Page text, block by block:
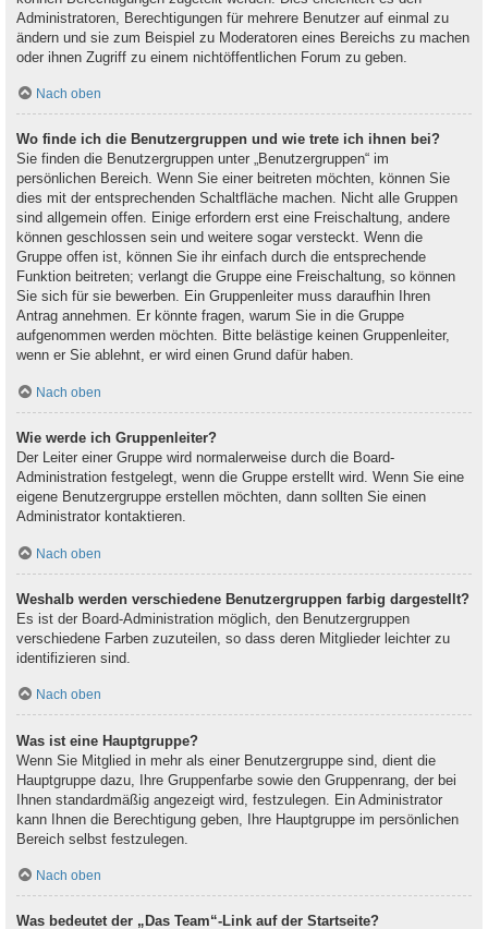
Administratoren, Berechtigungen für mehrere Benutzer auf einmal zu
ändern und sie zum Beispiel zu Moderatoren eines Bereichs zu machen
oder ihnen Zugriff zu einem nichtöffentlichen Forum zu geben.
Nach oben
Wo finde ich die Benutzergruppen und wie trete ich ihnen bei?
Sie finden die Benutzergruppen unter „Benutzergruppen“ im
persönlichen Bereich. Wenn Sie einer beitreten möchten, können Sie
dies mit der entsprechenden Schaltfläche machen. Nicht alle Gruppen
sind allgemein offen. Einige erfordern erst eine Freischaltung, andere
können geschlossen sein und weitere sogar versteckt. Wenn die
Gruppe offen ist, können Sie ihr einfach durch die entsprechende
Funktion beitreten; verlangt die Gruppe eine Freischaltung, so können
Sie sich für sie bewerben. Ein Gruppenleiter muss daraufhin Ihren
Antrag annehmen. Er könnte fragen, warum Sie in die Gruppe
aufgenommen werden möchten. Bitte belästige keinen Gruppenleiter,
wenn er Sie ablehnt, er wird einen Grund dafür haben.
Nach oben
Wie werde ich Gruppenleiter?
Der Leiter einer Gruppe wird normalerweise durch die Board-
Administration festgelegt, wenn die Gruppe erstellt wird. Wenn Sie eine
eigene Benutzergruppe erstellen möchten, dann sollten Sie einen
Administrator kontaktieren.
Nach oben
Weshalb werden verschiedene Benutzergruppen farbig dargestellt?
Es ist der Board-Administration möglich, den Benutzergruppen
verschiedene Farben zuzuteilen, so dass deren Mitglieder leichter zu
identifizieren sind.
Nach oben
Was ist eine Hauptgruppe?
Wenn Sie Mitglied in mehr als einer Benutzergruppe sind, dient die
Hauptgruppe dazu, Ihre Gruppenfarbe sowie den Gruppenrang, der bei
Ihnen standardmäßig angezeigt wird, festzulegen. Ein Administrator
kann Ihnen die Berechtigung geben, Ihre Hauptgruppe im persönlichen
Bereich selbst festzulegen.
Nach oben
Was bedeutet der „Das Team“-Link auf der Startseite?